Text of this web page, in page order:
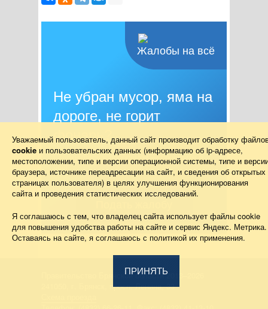
Жалобы на всё
Не убран мусор, яма на
дороге, не горит
фонарь?
Столкнулись с проблемой — сообщите о
Правительство Брянской области 2013–2026
241050, г. Брянск, просп. Ленина, 33
Уважаемый пользователь, данный сайт производит обработку
cookie и пользовательских данных (информацию об ip-адресе,
местоположении, типе и версии операционной системы, типе и
браузера, источнике переадресации на сайт, и сведения об открытых
страницах пользователя) в целях улучшения функционирования
сайта и проведения статистических исследований.
Я соглашаюсь с тем, что владелец сайта использует файлы cookie
для повышения удобства работы на сайте и сервис Яндекс. Метрика.
Оставаясь на сайте, я соглашаюсь с политикой их применения.
ПРИНЯТЬ